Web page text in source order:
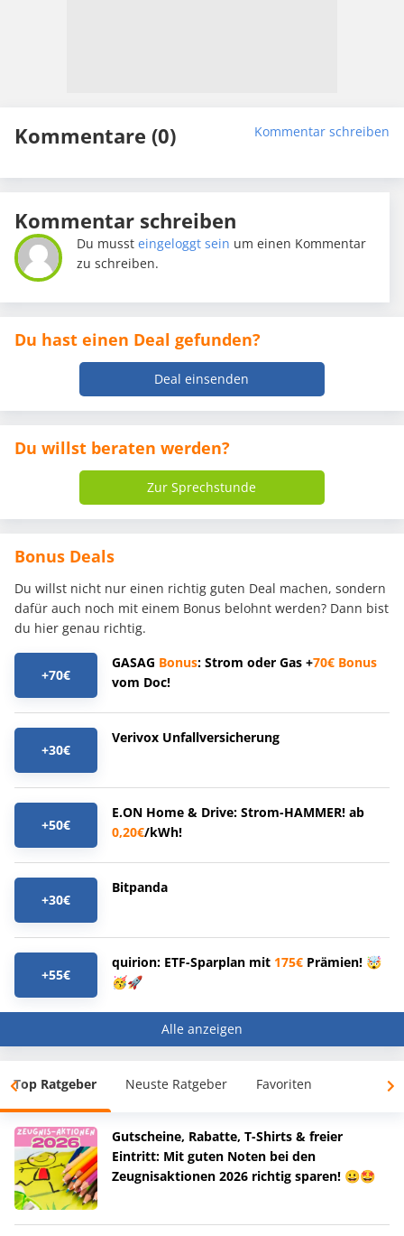
Kommentare (0) Kommentar schreiben
Kommentar schreiben
Du mussteingeloggt sein um einen Kommentar
zu schreiben.
Du hast einen Deal gefunden?
Deal einsenden
Du willst beraten werden?
Zur Sprechstunde
Bonus Deals
Du willst nicht nur einen richtig guten Deal machen, sondern
dafür auch noch mit einem Bonus belohnt werden? Dann bist
du hier genau richtig.
+70€
GASAG Bonus: Strom oder Gas +70€ Bonus
vom Doc!
+30€
Verivox Unfallversicherung
+50€
E.ON Home & Drive: Strom-HAMMER! ab
0,20€/kWh!
+30€
Bitpanda
+55€
quirion: ETF-Sparplan mit 175€ Prämien! 🤯
🥳🚀
Alle anzeigen
Top Ratgeber Neuste Ratgeber Favoriten
Gutscheine, Rabatte, T-Shirts & freier
Eintritt: Mit guten Noten bei den
Zeugnisaktionen 2026 richtig sparen! 😀🤩